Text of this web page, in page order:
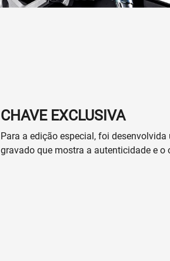
CHAVE EXCLUSIVA
Para a edição especial, foi
gravado que mostra a autenticidade e o